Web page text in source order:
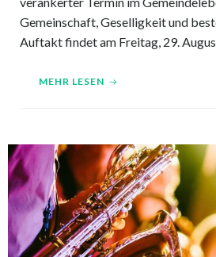
Gemeinschaft, Geselligkeit und
Auftakt findet am Freitag, 29.
MEHR LESEN